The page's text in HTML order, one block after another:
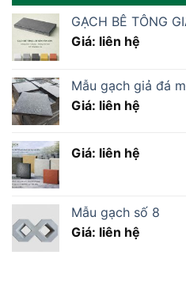
GẠCH BÊ TÔNG
Giá: liên hệ
Mẫu gạch giả đá
Giá: liên hệ
Giá: liên hệ
Mẫu gạch số 8
Giá: liên hệ